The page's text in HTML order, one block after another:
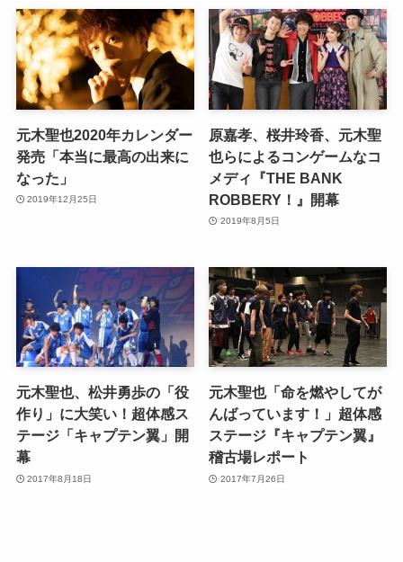
元木聖也2020年カレンダー
発売「本当に最高の出来に
なった」
2019年12月25日
原嘉孝、桜井玲香、元木聖
也らによるコンゲームなコ
メディ『THE BANK
ROBBERY！』開幕
2019年8月5日
元木聖也、松井勇歩の「役
作り」に大笑い！超体感ス
テージ「キャプテン翼」開
幕
2017年8月18日
元木聖也「命を燃やしてが
んばっています！」超体感
ステージ『キャプテン翼』
稽古場レポート
2017年7月26日